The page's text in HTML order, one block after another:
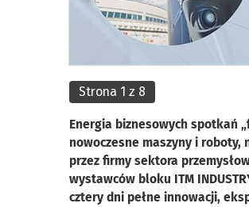
Strona 1 z 8
Energia biznesowych spotkań
nowoczesne maszyny i roboty,
przez firmy sektora
wystawców bloku ITM
cztery dni pełne innowacji,